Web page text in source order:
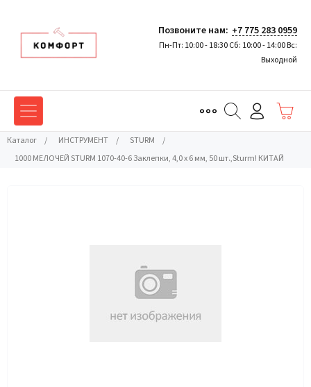
Позвоните нам: +7 775 283 0959
Пн-Пт: 10:00 - 18:30 Сб: 10:00 - 14:00 Вс:
Выходной
Каталог / ИНСТРУМЕНТ / STURM
/
1000 МЕЛОЧЕЙ STURM 1070-40-6 Заклепки, 4,0 х 6 мм, 50 шт.,Sturm! КИТАЙ